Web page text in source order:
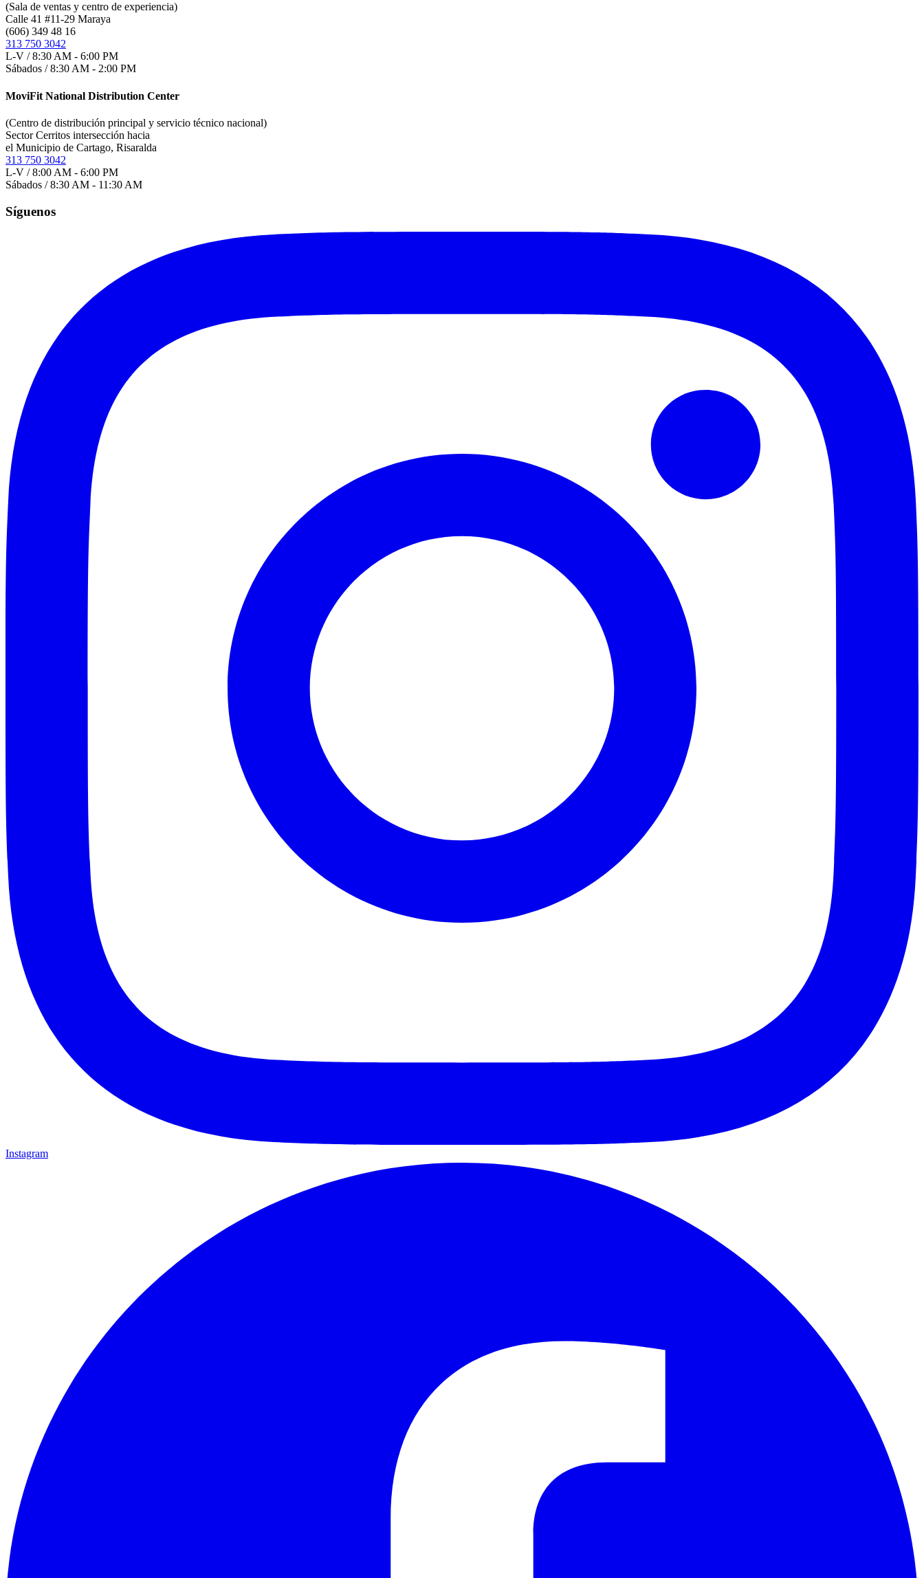
(Sala de ventas y centro de experiencia)
Calle 41 #11-29 Maraya
(606) 349 48 16
313 750 3042
L-V / 8:30 AM - 6:00 PM
Sábados / 8:30 AM - 2:00 PM
MoviFit National Distribution Center
(Centro de distribución principal y servicio técnico nacional)
Sector Cerritos intersección hacia
el Municipio de Cartago, Risaralda
313 750 3042
L-V / 8:00 AM - 6:00 PM
Sábados / 8:30 AM - 11:30 AM
Síguenos
Instagram